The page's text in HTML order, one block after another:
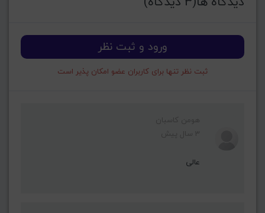
ورود و ثبت نظر
ثبت نظر تنها برای کاربران عضو امکان پذیر است
عالی